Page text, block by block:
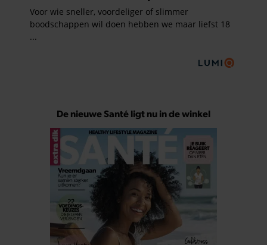
De nieuwe Santé ligt nu in de winkel